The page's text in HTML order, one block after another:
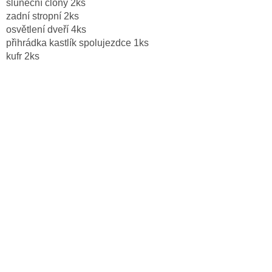
sluneční clony 2ks
zadní stropní 2ks
osvětlení dveří 4ks
přihrádka kastlík spolujezdce 1ks
kufr 2ks